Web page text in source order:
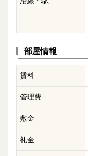
部屋情報
賃料
管理費
敷金
礼金